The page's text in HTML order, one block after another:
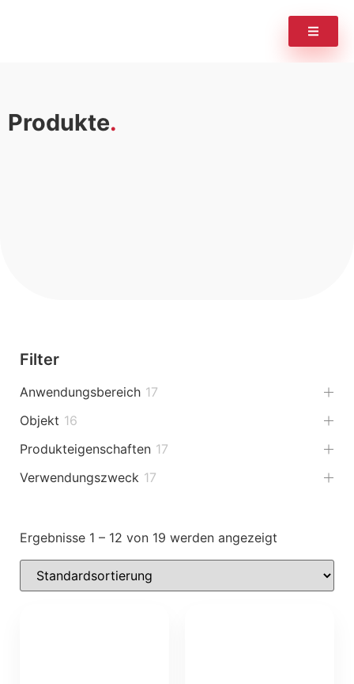
Produkte
Filter
Anwendungsbereich 17
Objekt 16
Produkteigenschaften 17
Verwendungszweck 17
Ergebnisse 1 – 12 von 19 werden angezeigt